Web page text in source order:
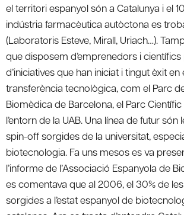
el territori espanyol són a Catalunya i el
indústria farmacèutica autòctona es
(Laboratoris Esteve, Mirall, Uriach…).
que disposem d’emprenedors i
d’iniciatives que han iniciat i tingut èxit
transferència tecnològica, com el Parc
Biomèdica de Barcelona, el Parc
l’entorn de la UAB. Una línea de futur
spin-off sorgides de la universitat,
biotecnologia. Fa uns mesos es va
l’informe de l’Associació Espanyola de
es comentava que al 2006, el 30% de
sorgides a l’estat espanyol de